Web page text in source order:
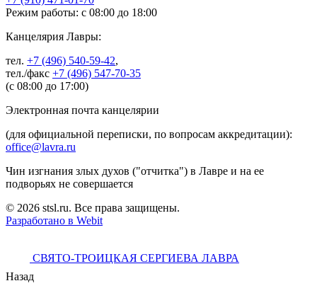
Режим работы: с 08:00 до 18:00
Канцелярия Лавры:
тел. +7 (496) 540-59-42,
тел./факс +7 (496) 547-70-35
(с 08:00 до 17:00)
Электронная почта канцелярии
(для официальной переписки, по вопросам аккредитации):
office@lavra.ru
Чин изгнания злых духов ("отчитка") в Лавре и на ее
подворьях не совершается
© 2026 stsl.ru. Все права защищены.
Разработано в Webit
СВЯТО-ТРОИЦКАЯ СЕРГИЕВА ЛАВРА
Назад